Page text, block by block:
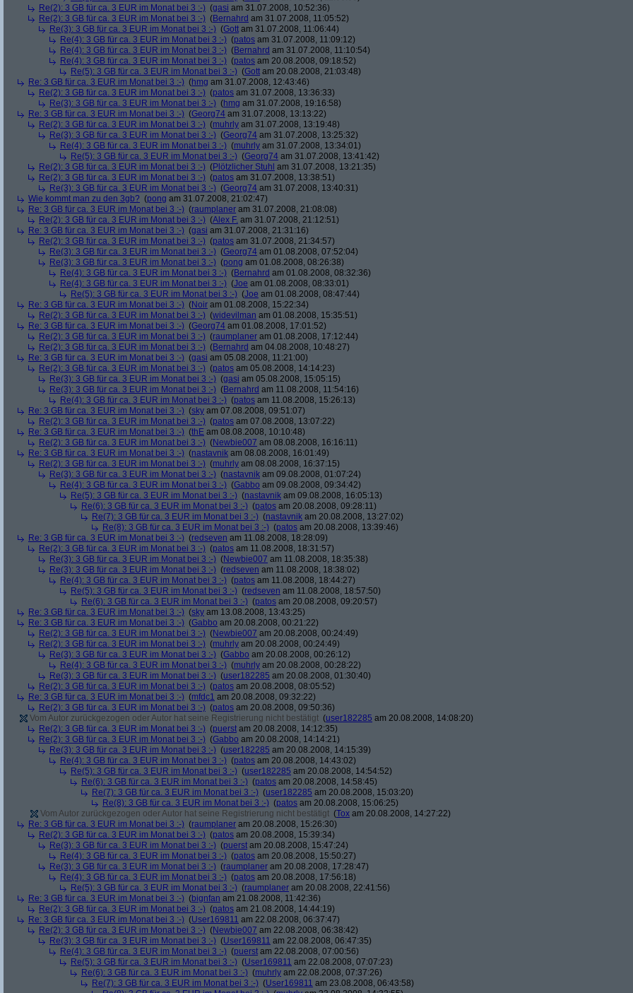
Re(2): 3 GB für ca. 3 EUR im Monat bei 3 :-) (gasi am 31.07.2008, 10:52:36)
Re(2): 3 GB für ca. 3 EUR im Monat bei 3 :-) (Bernahrd am 31.07.2008, 11:05:52)
Re(3): 3 GB für ca. 3 EUR im Monat bei 3 :-) (Gott am 31.07.2008, 11:06:44)
Re(4): 3 GB für ca. 3 EUR im Monat bei 3 :-) (patos am 31.07.2008, 11:09:12)
Re(4): 3 GB für ca. 3 EUR im Monat bei 3 :-) (Bernahrd am 31.07.2008, 11:10:54)
Re(4): 3 GB für ca. 3 EUR im Monat bei 3 :-) (patos am 20.08.2008, 09:18:52)
Re(5): 3 GB für ca. 3 EUR im Monat bei 3 :-) (Gott am 20.08.2008, 21:03:48)
Re: 3 GB für ca. 3 EUR im Monat bei 3 :-) (hmg am 31.07.2008, 12:43:46)
Re(2): 3 GB für ca. 3 EUR im Monat bei 3 :-) (patos am 31.07.2008, 13:36:33)
Re(3): 3 GB für ca. 3 EUR im Monat bei 3 :-) (hmg am 31.07.2008, 19:16:58)
Re: 3 GB für ca. 3 EUR im Monat bei 3 :-) (Georg74 am 31.07.2008, 13:13:22)
Re(2): 3 GB für ca. 3 EUR im Monat bei 3 :-) (muhrly am 31.07.2008, 13:19:48)
Re(3): 3 GB für ca. 3 EUR im Monat bei 3 :-) (Georg74 am 31.07.2008, 13:25:32)
Re(4): 3 GB für ca. 3 EUR im Monat bei 3 :-) (muhrly am 31.07.2008, 13:34:01)
Re(5): 3 GB für ca. 3 EUR im Monat bei 3 :-) (Georg74 am 31.07.2008, 13:41:42)
Re(2): 3 GB für ca. 3 EUR im Monat bei 3 :-) (Plötzlicher Stuhl am 31.07.2008, 13:21:35)
Re(2): 3 GB für ca. 3 EUR im Monat bei 3 :-) (patos am 31.07.2008, 13:38:51)
Re(3): 3 GB für ca. 3 EUR im Monat bei 3 :-) (Georg74 am 31.07.2008, 13:40:31)
Wie kommt man zu den 3gb? (pong am 31.07.2008, 21:02:47)
Re: 3 GB für ca. 3 EUR im Monat bei 3 :-) (raumplaner am 31.07.2008, 21:08:08)
Re(2): 3 GB für ca. 3 EUR im Monat bei 3 :-) (Alex F. am 31.07.2008, 21:12:51)
Re: 3 GB für ca. 3 EUR im Monat bei 3 :-) (gasi am 31.07.2008, 21:31:16)
Re(2): 3 GB für ca. 3 EUR im Monat bei 3 :-) (patos am 31.07.2008, 21:34:57)
Re(3): 3 GB für ca. 3 EUR im Monat bei 3 :-) (Georg74 am 01.08.2008, 07:52:04)
Re(3): 3 GB für ca. 3 EUR im Monat bei 3 :-) (pong am 01.08.2008, 08:26:38)
Re(4): 3 GB für ca. 3 EUR im Monat bei 3 :-) (Bernahrd am 01.08.2008, 08:32:36)
Re(4): 3 GB für ca. 3 EUR im Monat bei 3 :-) (Joe am 01.08.2008, 08:33:01)
Re(5): 3 GB für ca. 3 EUR im Monat bei 3 :-) (Joe am 01.08.2008, 08:47:44)
Re: 3 GB für ca. 3 EUR im Monat bei 3 :-) (Noir am 01.08.2008, 15:22:34)
Re(2): 3 GB für ca. 3 EUR im Monat bei 3 :-) (widevilman am 01.08.2008, 15:35:51)
Re: 3 GB für ca. 3 EUR im Monat bei 3 :-) (Georg74 am 01.08.2008, 17:01:52)
Re(2): 3 GB für ca. 3 EUR im Monat bei 3 :-) (raumplaner am 01.08.2008, 17:12:44)
Re(2): 3 GB für ca. 3 EUR im Monat bei 3 :-) (Bernahrd am 04.08.2008, 10:48:27)
Re: 3 GB für ca. 3 EUR im Monat bei 3 :-) (gasi am 05.08.2008, 11:21:00)
Re(2): 3 GB für ca. 3 EUR im Monat bei 3 :-) (patos am 05.08.2008, 14:14:23)
Re(3): 3 GB für ca. 3 EUR im Monat bei 3 :-) (gasi am 05.08.2008, 15:05:15)
Re(3): 3 GB für ca. 3 EUR im Monat bei 3 :-) (Bernahrd am 11.08.2008, 11:54:16)
Re(4): 3 GB für ca. 3 EUR im Monat bei 3 :-) (patos am 11.08.2008, 15:26:13)
Re: 3 GB für ca. 3 EUR im Monat bei 3 :-) (sky am 07.08.2008, 09:51:07)
Re(2): 3 GB für ca. 3 EUR im Monat bei 3 :-) (patos am 07.08.2008, 13:07:22)
Re: 3 GB für ca. 3 EUR im Monat bei 3 :-) (thE am 08.08.2008, 10:10:48)
Re(2): 3 GB für ca. 3 EUR im Monat bei 3 :-) (Newbie007 am 08.08.2008, 16:16:11)
Re: 3 GB für ca. 3 EUR im Monat bei 3 :-) (nastavnik am 08.08.2008, 16:01:49)
Re(2): 3 GB für ca. 3 EUR im Monat bei 3 :-) (muhrly am 08.08.2008, 16:37:15)
Re(3): 3 GB für ca. 3 EUR im Monat bei 3 :-) (nastavnik am 09.08.2008, 01:07:24)
Re(4): 3 GB für ca. 3 EUR im Monat bei 3 :-) (Gabbo am 09.08.2008, 09:34:42)
Re(5): 3 GB für ca. 3 EUR im Monat bei 3 :-) (nastavnik am 09.08.2008, 16:05:13)
Re(6): 3 GB für ca. 3 EUR im Monat bei 3 :-) (patos am 20.08.2008, 09:28:11)
Re(7): 3 GB für ca. 3 EUR im Monat bei 3 :-) (nastavnik am 20.08.2008, 13:27:02)
Re(8): 3 GB für ca. 3 EUR im Monat bei 3 :-) (patos am 20.08.2008, 13:39:46)
Re: 3 GB für ca. 3 EUR im Monat bei 3 :-) (redseven am 11.08.2008, 18:28:09)
Re(2): 3 GB für ca. 3 EUR im Monat bei 3 :-) (patos am 11.08.2008, 18:31:57)
Re(3): 3 GB für ca. 3 EUR im Monat bei 3 :-) (Newbie007 am 11.08.2008, 18:35:38)
Re(3): 3 GB für ca. 3 EUR im Monat bei 3 :-) (redseven am 11.08.2008, 18:38:02)
Re(4): 3 GB für ca. 3 EUR im Monat bei 3 :-) (patos am 11.08.2008, 18:44:27)
Re(5): 3 GB für ca. 3 EUR im Monat bei 3 :-) (redseven am 11.08.2008, 18:57:50)
Re(6): 3 GB für ca. 3 EUR im Monat bei 3 :-) (patos am 20.08.2008, 09:20:57)
Re: 3 GB für ca. 3 EUR im Monat bei 3 :-) (sky am 13.08.2008, 13:43:25)
Re: 3 GB für ca. 3 EUR im Monat bei 3 :-) (Gabbo am 20.08.2008, 00:21:22)
Re(2): 3 GB für ca. 3 EUR im Monat bei 3 :-) (Newbie007 am 20.08.2008, 00:24:49)
Re(2): 3 GB für ca. 3 EUR im Monat bei 3 :-) (muhrly am 20.08.2008, 00:24:49)
Re(3): 3 GB für ca. 3 EUR im Monat bei 3 :-) (Gabbo am 20.08.2008, 00:26:12)
Re(4): 3 GB für ca. 3 EUR im Monat bei 3 :-) (muhrly am 20.08.2008, 00:28:22)
Re(3): 3 GB für ca. 3 EUR im Monat bei 3 :-) (user182285 am 20.08.2008, 01:30:40)
Re(2): 3 GB für ca. 3 EUR im Monat bei 3 :-) (patos am 20.08.2008, 08:05:52)
Re: 3 GB für ca. 3 EUR im Monat bei 3 :-) (mfdc1 am 20.08.2008, 09:32:22)
Re(2): 3 GB für ca. 3 EUR im Monat bei 3 :-) (patos am 20.08.2008, 09:50:36)
Vom Autor zurückgezogen oder Autor hat seine Registrierung nicht bestätigt (user182285 am 20.08.2008, 14:08:20)
Re(2): 3 GB für ca. 3 EUR im Monat bei 3 :-) (puerst am 20.08.2008, 14:12:35)
Re(2): 3 GB für ca. 3 EUR im Monat bei 3 :-) (Gabbo am 20.08.2008, 14:14:21)
Re(3): 3 GB für ca. 3 EUR im Monat bei 3 :-) (user182285 am 20.08.2008, 14:15:39)
Re(4): 3 GB für ca. 3 EUR im Monat bei 3 :-) (patos am 20.08.2008, 14:43:02)
Re(5): 3 GB für ca. 3 EUR im Monat bei 3 :-) (user182285 am 20.08.2008, 14:54:52)
Re(6): 3 GB für ca. 3 EUR im Monat bei 3 :-) (patos am 20.08.2008, 14:58:45)
Re(7): 3 GB für ca. 3 EUR im Monat bei 3 :-) (user182285 am 20.08.2008, 15:03:20)
Re(8): 3 GB für ca. 3 EUR im Monat bei 3 :-) (patos am 20.08.2008, 15:06:25)
Vom Autor zurückgezogen oder Autor hat seine Registrierung nicht bestätigt (Tox am 20.08.2008, 14:27:22)
Re: 3 GB für ca. 3 EUR im Monat bei 3 :-) (raumplaner am 20.08.2008, 15:26:30)
Re(2): 3 GB für ca. 3 EUR im Monat bei 3 :-) (patos am 20.08.2008, 15:39:34)
Re(3): 3 GB für ca. 3 EUR im Monat bei 3 :-) (puerst am 20.08.2008, 15:47:24)
Re(4): 3 GB für ca. 3 EUR im Monat bei 3 :-) (patos am 20.08.2008, 15:50:27)
Re(3): 3 GB für ca. 3 EUR im Monat bei 3 :-) (raumplaner am 20.08.2008, 17:28:47)
Re(4): 3 GB für ca. 3 EUR im Monat bei 3 :-) (patos am 20.08.2008, 17:56:18)
Re(5): 3 GB für ca. 3 EUR im Monat bei 3 :-) (raumplaner am 20.08.2008, 22:41:56)
Re: 3 GB für ca. 3 EUR im Monat bei 3 :-) (bignfan am 21.08.2008, 11:42:36)
Re(2): 3 GB für ca. 3 EUR im Monat bei 3 :-) (patos am 21.08.2008, 14:44:19)
Re: 3 GB für ca. 3 EUR im Monat bei 3 :-) (User169811 am 22.08.2008, 06:37:47)
Re(2): 3 GB für ca. 3 EUR im Monat bei 3 :-) (Newbie007 am 22.08.2008, 06:38:42)
Re(3): 3 GB für ca. 3 EUR im Monat bei 3 :-) (User169811 am 22.08.2008, 06:47:35)
Re(4): 3 GB für ca. 3 EUR im Monat bei 3 :-) (puerst am 22.08.2008, 07:00:56)
Re(5): 3 GB für ca. 3 EUR im Monat bei 3 :-) (User169811 am 22.08.2008, 07:07:23)
Re(6): 3 GB für ca. 3 EUR im Monat bei 3 :-) (muhrly am 22.08.2008, 07:37:26)
Re(7): 3 GB für ca. 3 EUR im Monat bei 3 :-) (User169811 am 23.08.2008, 06:43:58)